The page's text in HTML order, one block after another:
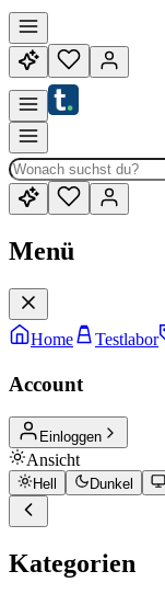
Menü
Home Testlabor
Account
Einloggen
Ansicht
Hell Dunkel
Kategorien